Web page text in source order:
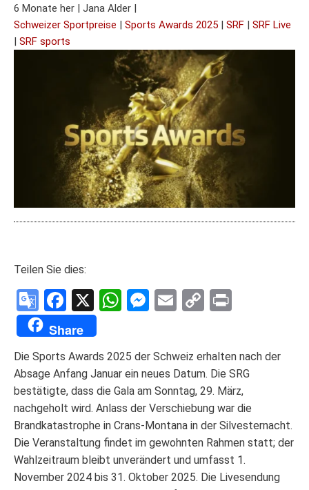
6 Monate her | Jana Alder |
Schweizer Sportpreise | Sports Awards 2025 | SRF | SRF Live
| SRF sports
Teilen Sie dies:
Google
Translate
Facebook
X WhatsApp
Messenger
Email
Copy
Share
Die Sports Awards 2025 der Schweiz erhalten nach der
Absage Anfang Januar ein neues Datum. Die SRG
bestätigte, dass die Gala am Sonntag, 29. März,
nachgeholt wird. Anlass der Verschiebung war die
Brandkatastrophe in Crans-Montana in der Silvesternacht.
Die Veranstaltung findet im gewohnten Rahmen statt; der
Wahlzeitraum bleibt unverändert und umfasst 1.
November 2024 bis 31. Oktober 2025. Die Livesendung